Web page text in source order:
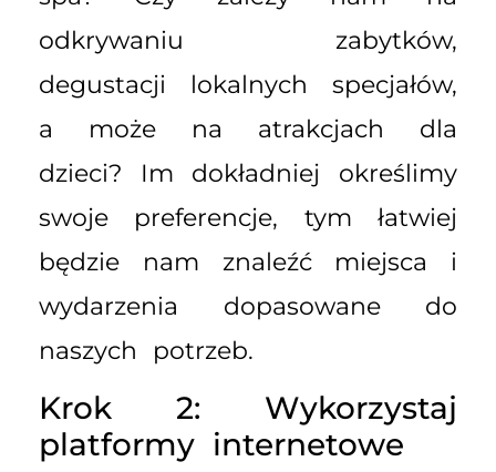
odkrywaniu zabytków,
degustacji lokalnych specjałów,
a może na atrakcjach dla
dzieci? Im dokładniej określimy
swoje preferencje, tym łatwiej
będzie nam znaleźć miejsca i
wydarzenia dopasowane do
naszych potrzeb.
Krok 2: Wykorzystaj
platformy internetowe